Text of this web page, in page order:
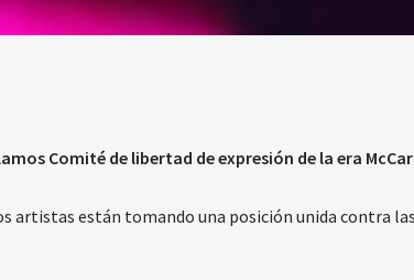
Comité de libertad de expresión de la era
artistas están tomando una posición unida contra